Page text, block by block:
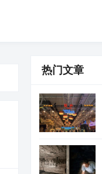
热门文章